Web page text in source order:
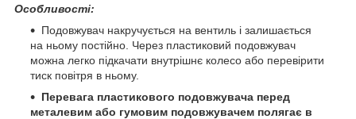
Особливості:
Подовжувач накручується на вентиль і залишається
на ньому постійно. Через пластиковий подовжувач
можна легко підкачати внутрішнє колесо або перевірити
тиск повітря в ньому.
Перевага пластикового подовжувача перед
металевим або гумовим подовжувачем полягає в